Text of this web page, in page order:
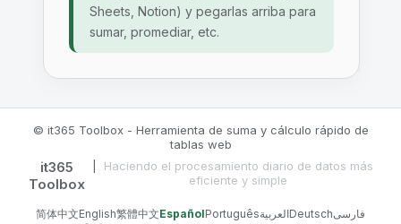
Sheets, Notion) y pegarlas arriba para
sumar, promediar, etc.
© it365 Toolbox - Herramienta de suma y cálculo rápido de
tablas web
it365
Toolbox
Haciendo el procesamiento diario de datos más
eficiente y simple
简体中文English繁體中文EspañolPortuguêsالعربيةDeutschفارسی